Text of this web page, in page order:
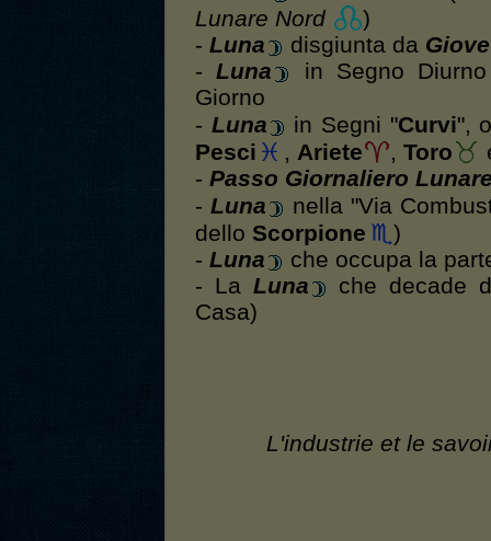
Lunare Nord
)
- Luna disgiunta da Giove
-Luna
in Segno
Giorno
- Luna in Segni "Curvi",
Pesci
, Ariete , Toro
- Passo Giornaliero
-Luna
nella "Via
dello Scorpione
)
- Luna
che occupa la
- La Luna
che decade
Casa)
L'industrie et le